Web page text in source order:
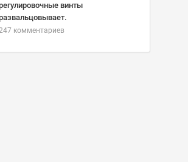
винты
комментариев